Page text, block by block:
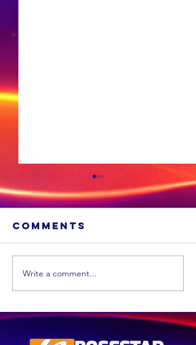
Xhariep kry
eers in 2031 'n
nuwe
munisipaliteit
Comments
Write a comment...